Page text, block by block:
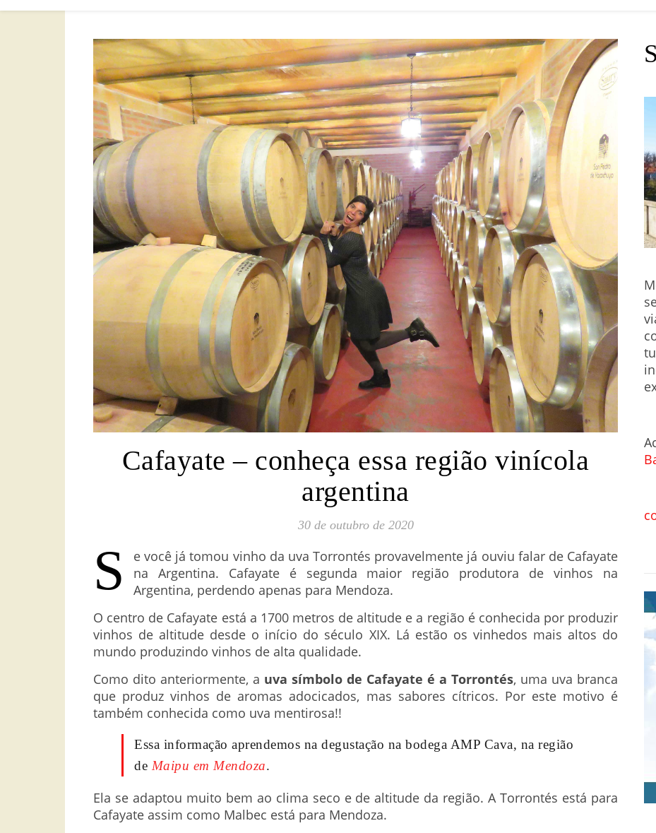
Cafayate – conheça essa região vinícola
argentina
30 de outubro de 2020
S
e você já tomou vinho da uva Torrontés provavelmente já ouviu falar de Cafayate
na Argentina. Cafayate é segunda maior região produtora de vinhos na
Argentina, perdendo apenas para Mendoza.
O centro de Cafayate está a 1700 metros de altitude e a região é conhecida por produzir
vinhos de altitude desde o início do século XIX. Lá estão os vinhedos mais altos do
mundo produzindo vinhos de alta qualidade.
Como dito anteriormente, a uva símbolo de Cafayate é a Torrontés, uma uva branca
que produz vinhos de aromas adocicados, mas sabores cítricos. Por este motivo é
também conhecida como uva mentirosa!!
Essa informação aprendemos na degustação na bodega AMP Cava, na região
de Maipu em Mendoza.
Ela se adaptou muito bem ao clima seco e de altitude da região. A Torrontés está para
Cafayate assim como Malbec está para Mendoza.